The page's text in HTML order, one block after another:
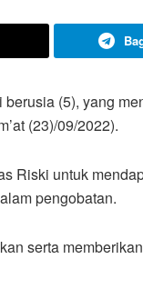
(5), yang
(23)/09/2022).
Riski untuk
pengobatan.
serta